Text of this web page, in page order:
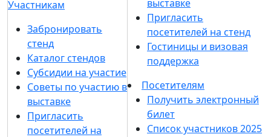
Участникам
Забронировать
стенд
Каталог стендов
Субсидии на участие
Советы по участию в
выставке
Пригласить
посетителей на
выставке
Пригласить
посетителей на стенд
Гостиницы и визовая
поддержка
Посетителям
Получить электронный
билет
Список участников 2025